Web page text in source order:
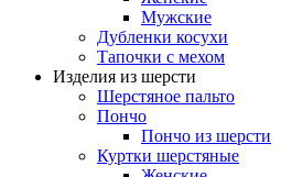
Мужские
Дубленки косухи
Тапочки с мехом
Изделия из шерсти
Шерстяное пальто
Пончо
Пончо из шерсти
Куртки шерстяные